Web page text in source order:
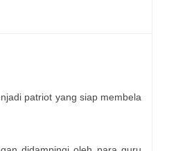
patriot yang siap membela